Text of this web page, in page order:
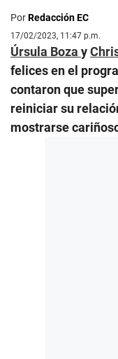
PorRedacción EC
17/02/2023, 11:47 p.m.
Úrsula Boza y
felices en el
contaron que
reiniciar su
mostrarse